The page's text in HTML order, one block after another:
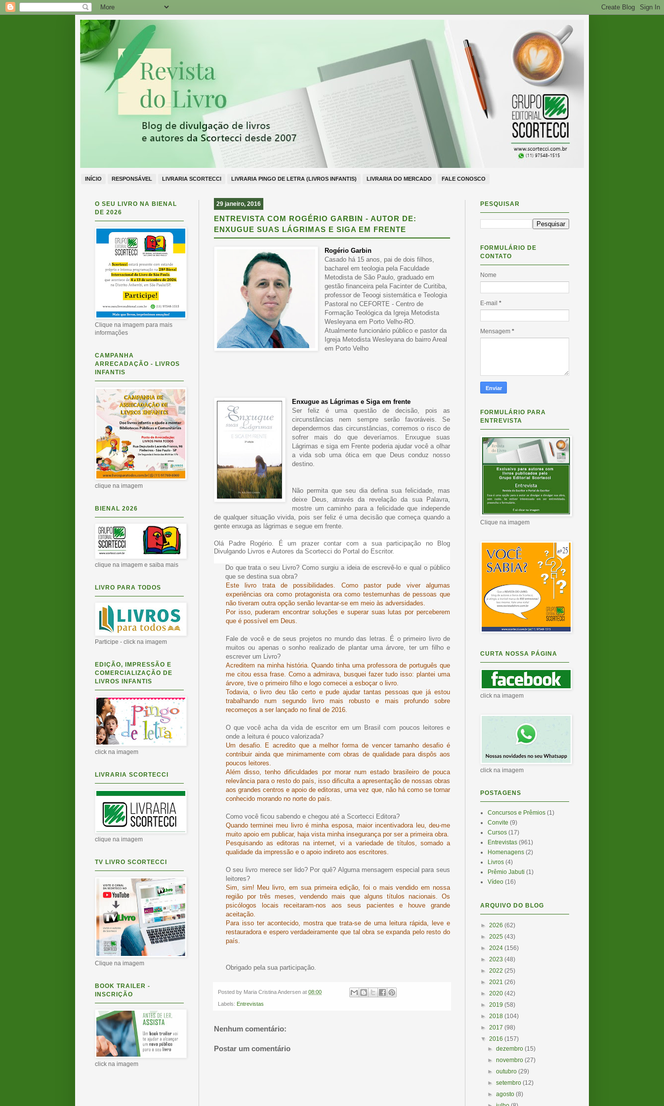
INÍCIO RESPONSÁVEL LIVRARIA SCORTECCI LIVRARIA PINGO DE LETRA (LIVROS INFANTIS) LIVRARIA DO MERCADO FALE CONOSCO
29 janeiro, 2016
ENTREVISTA COM ROGÉRIO GARBIN - AUTOR DE:
ENXUGUE SUAS LÁGRIMAS E SIGA EM FRENTE
Rogério Garbin
Casado há 15 anos, pai de dois filhos,
bacharel em teologia pela Faculdade
Metodista de São Paulo, graduado em
gestão financeira pela Facinter de Curitiba,
professor de Teoogi sistemática e Teologia
Pastoral no CEFORTE - Centro de
Formação Teológica da Igreja Metodista
Wesleyana em Porto Velho-RO.
Atualmente funcionário público e pastor da
Igreja Metodista Wesleyana do bairro Areal
em Porto Velho
Enxugue as Lágrimas e Siga em frente
Ser feliz é uma questão de decisão, pois as
circunstâncias nem sempre serão favoráveis. Se
dependermos das circunstâncias, corremos o risco de
sofrer mais do que deveríamos. Enxugue suas
Lágrimas e siga em Frente poderia ajudar você a olhar
a vida sob uma ótica em que Deus conduz nosso
destino.
Não permita que seu dia defina sua felicidade, mas
deixe Deus, através da revelação da sua Palavra,
mostre um caminho para a felicidade que independe
de qualquer situação vivida, pois ser feliz é uma decisão que começa quando a
gente enxuga as lágrimas e segue em frente.
Olá Padre Rogério. É um prazer contar com a sua participação no Blog
Divulgando Livros e Autores da Scortecci do Portal do Escritor.
Do que trata o seu Livro? Como surgiu a ideia de escrevê-lo e qual o público
que se destina sua obra?
Este livro trata de possibilidades. Como pastor pude viver algumas
experiências ora como protagonista ora como testemunhas de pessoas que
não tiveram outra opção senão levantar-se em meio às adversidades.
Por isso, puderam encontrar soluções e superar suas lutas por perceberem
que é possível em Deus.
Fale de você e de seus projetos no mundo das letras. É o primeiro livro de
muitos ou apenas o sonho realizado de plantar uma árvore, ter um filho e
escrever um Livro?
Acreditem na minha história. Quando tinha uma professora de português que
me citou essa frase. Como a admirava, busquei fazer tudo isso: plantei uma
árvore, tive o primeiro filho e logo comecei a esboçar o livro.
Todavia, o livro deu tão certo e pude ajudar tantas pessoas que já estou
trabalhando num segundo livro mais robusto e mais profundo sobre
recomeços a ser lançado no final de 2016.
O que você acha da vida de escritor em um Brasil com poucos leitores e
onde a leitura é pouco valorizada?
Um desafio. E acredito que a melhor forma de vencer tamanho desafio é
contribuir ainda que minimamente com obras de qualidade para dispôs aos
poucos leitores.
Além disso, tenho dificuldades por morar num estado brasileiro de pouca
relevância para o resto do país, isso dificulta a apresentação de nossas obras
aos grandes centros e apoio de editoras, uma vez que, não há como se tornar
conhecido morando no norte do país.
Como você ficou sabendo e chegou até a Scortecci Editora?
Quando terminei meu livro é minha esposa, maior incentivadora leu, deu-me
muito apoio em publicar, haja vista minha insegurança por ser a primeira obra.
Pesquisando as editoras na internet, vi a variedade de títulos, somado a
qualidade da impressão e o apoio indireto aos escritores.
O seu livro merece ser lido? Por quê? Alguma mensagem especial para seus
leitores?
Sim, sim! Meu livro, em sua primeira edição, foi o mais vendido em nossa
região por três meses, vendendo mais que alguns títulos nacionais. Os
psicólogos locais receitaram-nos aos seus pacientes e houve grande
aceitação.
Para isso ter acontecido, mostra que trata-se de uma leitura rápida, leve e
restauradora e espero verdadeiramente que tal obra se expanda pelo resto do
país.
Obrigado pela sua participação.
Posted by Maria Cristina Andersen at 08:00
Labels: Entrevistas
Nenhum comentário:
Postar um comentário
O SEU LIVRO NA BIENAL
DE 2026
Clique na imagem para mais
informações
CAMPANHA
ARRECADAÇÃO - LIVROS
INFANTIS
clique na imagem
BIENAL 2026
clique na imagem e saiba mais
LIVRO PARA TODOS
Participe - click na imagem
EDIÇÃO, IMPRESSÃO E
COMERCIALIZAÇÃO DE
LIVROS INFANTIS
click na imagem
LIVRARIA SCORTECCI
clique na imagem
TV LIVRO SCORTECCI
Clique na imagem
BOOK TRAILER -
INSCRIÇÃO
click na imagem
PESQUISAR
FORMULÁRIO DE
CONTATO
Nome
E-mail *
Mensagem *
FORMULÁRIO PARA
ENTREVISTA
Clique na imagem
CURTA NOSSA PÁGINA
click na imagem
click na imagem
POSTAGENS
Concursos e Prêmios (1)
Convite (9)
Cursos (17)
Entrevistas (961)
Homenagens (2)
Livros (4)
Prêmio Jabuti (1)
Vídeo (16)
ARQUIVO DO BLOG
► 2026 (62)
► 2025 (43)
► 2024 (156)
► 2023 (48)
► 2022 (25)
► 2021 (26)
► 2020 (42)
► 2019 (58)
► 2018 (104)
► 2017 (98)
▼ 2016 (157)
►dezembro(15)
►novembro(27)
►outubro(29)
►setembro(12)
►agosto(8)